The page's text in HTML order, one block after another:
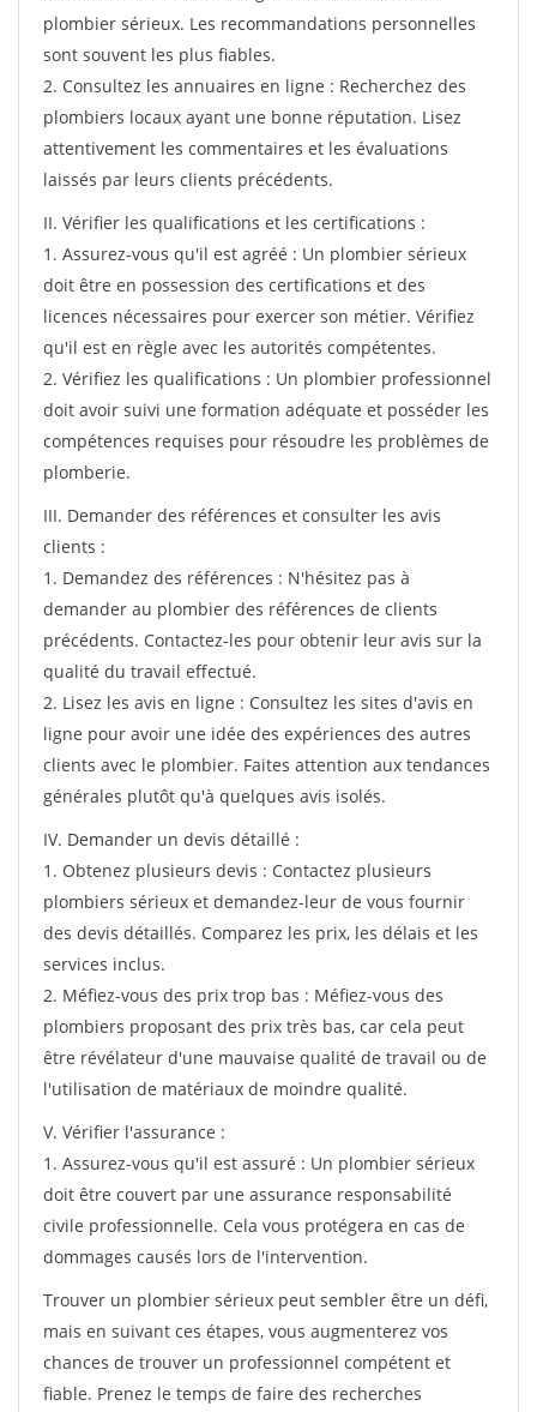
plombier sérieux. Les recommandations personnelles
sont souvent les plus fiables.
2. Consultez les annuaires en ligne : Recherchez des
plombiers locaux ayant une bonne réputation. Lisez
attentivement les commentaires et les évaluations
laissés par leurs clients précédents.
II. Vérifier les qualifications et les certifications :
1. Assurez-vous qu'il est agréé : Un plombier sérieux
doit être en possession des certifications et des
licences nécessaires pour exercer son métier. Vérifiez
qu'il est en règle avec les autorités compétentes.
2. Vérifiez les qualifications : Un plombier professionnel
doit avoir suivi une formation adéquate et posséder les
compétences requises pour résoudre les problèmes de
plomberie.
III. Demander des références et consulter les avis
clients :
1. Demandez des références : N'hésitez pas à
demander au plombier des références de clients
précédents. Contactez-les pour obtenir leur avis sur la
qualité du travail effectué.
2. Lisez les avis en ligne : Consultez les sites d'avis en
ligne pour avoir une idée des expériences des autres
clients avec le plombier. Faites attention aux tendances
générales plutôt qu'à quelques avis isolés.
IV. Demander un devis détaillé :
1. Obtenez plusieurs devis : Contactez plusieurs
plombiers sérieux et demandez-leur de vous fournir
des devis détaillés. Comparez les prix, les délais et les
services inclus.
2. Méfiez-vous des prix trop bas : Méfiez-vous des
plombiers proposant des prix très bas, car cela peut
être révélateur d'une mauvaise qualité de travail ou de
l'utilisation de matériaux de moindre qualité.
V. Vérifier l'assurance :
1. Assurez-vous qu'il est assuré : Un plombier sérieux
doit être couvert par une assurance responsabilité
civile professionnelle. Cela vous protégera en cas de
dommages causés lors de l'intervention.
Trouver un plombier sérieux peut sembler être un défi,
mais en suivant ces étapes, vous augmenterez vos
chances de trouver un professionnel compétent et
fiable. Prenez le temps de faire des recherches